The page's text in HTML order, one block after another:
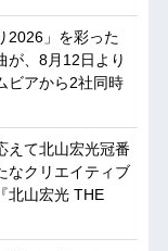
2026」を彩った
が、8月12日より
ビアから2社同時
えて北山宏光冠番
クリエイティブ
山宏光 THE